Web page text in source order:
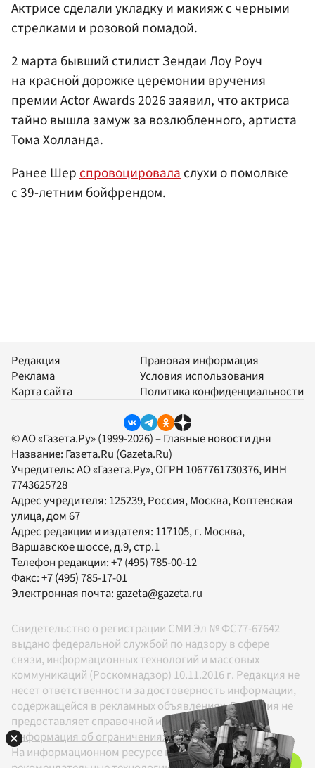
Актрисе сделали укладку и макияж с черными
стрелками и розовой помадой.
2 марта бывший стилист Зендаи Лоу Роуч
на красной дорожке церемонии вручения
премии Actor Awards 2026 заявил, что актриса
тайно вышла замуж за возлюбленного, артиста
Тома Холланда.
Ранее Шерспровоцироваласлухи о помолвке
с 39-летним бойфрендом.
Редакция
Реклама
Карта сайта
Правовая информация
Условия использования
Политика конфиденциальности
© АО «Газета.Ру» (1999-2026) – Главные новости дня
Название: Газета.Ru (Gazeta.Ru)
Учредитель:АО «Газета.Ру», ОГРН 1067761730376, ИНН
7743625728
Адрес учредителя: 125239, Россия, Москва, Коптевская
улица, дом 67
Адрес редакции и издателя: 117105, г. Москва,
Варшавское шоссе, д.9, стр.1
Телефон редакции:+7 (495) 785-00-12
Факс:+7 (495) 785-17-01
Электронная почта: gazeta@gazeta.ru
Свидетельство о регистрации СМИ Эл № ФС77-67642
выдано федеральной службой по надзору в сфере
связи, информационных технологий и массовых
коммуникаций (Роскомнадзор) 10.11.2016 г. Редакция не
несет ответственности за достоверность информации,
содержащейся в рекламных объявлениях. Редакция не
предоставляет справочной информации.
Информация об ограничениях
На информационном ресурсе применяются